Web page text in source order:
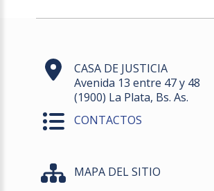
CASA DE JUSTICIA
Avenida 13 entre 47 y 48
(1900) La Plata, Bs. As.
CONTACTOS
MAPA DEL SITIO